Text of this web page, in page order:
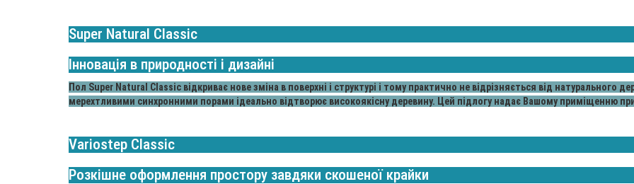
Super Natural Classic
Інновація в природності і дизайні
Пол Super Natural Classic відкриває нове зміна в поверхні і структурі і тому практично не відрізняється від натурального
мерехтливими синхронними порами ідеально відтворює високоякісну деревину. Цей підлогу надає Вашому приміщенню
Variostep Classic
Розкішне оформлення простору завдяки скошеної крайки